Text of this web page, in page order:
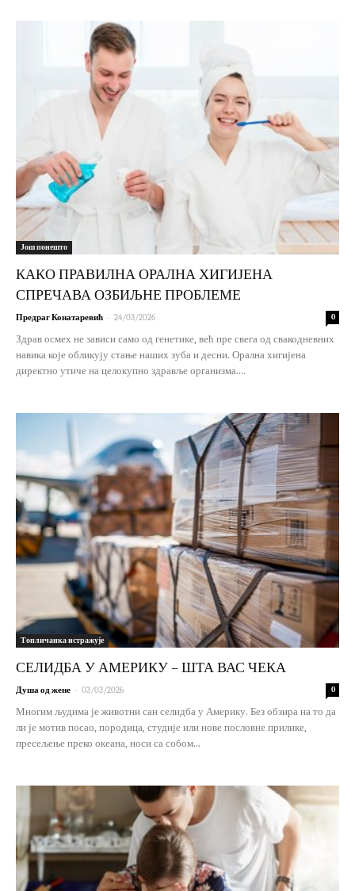
Још понешто
КАКО ПРАВИЛНА ОРАЛНА ХИГИЈЕНА
СПРЕЧАВА ОЗБИЉНЕ ПРОБЛЕМЕ
Предраг Конатаревић - 24/03/2026 0
Здрав осмех не зависи само од генетике, већ пре свега од свакодневних
навика које обликују стање наших зуба и десни. Орална хигијена
директно утиче на целокупно здравље организма....
Топличанка истражује
СЕЛИДБА У АМЕРИКУ – ШТА ВАС ЧЕКА
Душа од жене - 03/03/2026 0
Многим људима је животни сан селидба у Америку. Без обзира на то да
ли је мотив посао, породица, студије или нове пословне прилике,
пресељење преко океана, носи са собом...